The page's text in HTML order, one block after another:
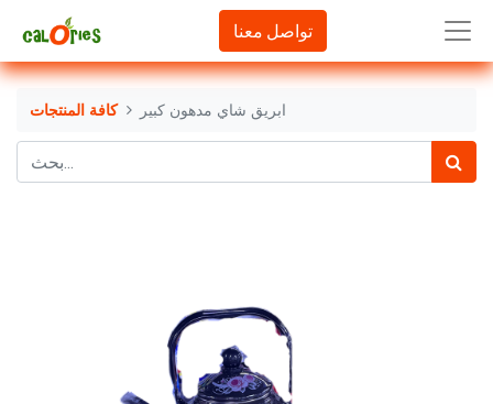
تواصل معنا
كافة المنتجات ابريق شاي مدهون كبير